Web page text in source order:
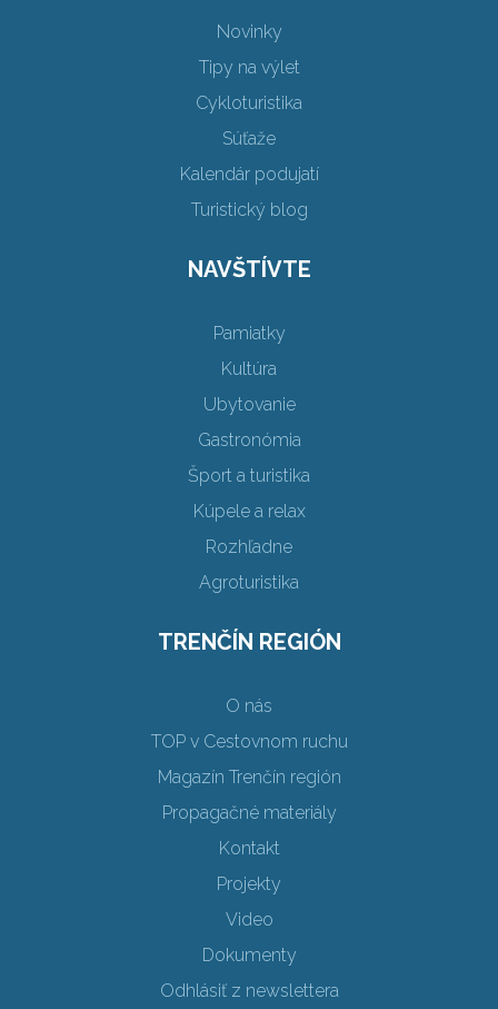
Novinky
Tipy na výlet
Cykloturistika
Súťaže
Kalendár podujatí
Turistický blog
NAVŠTÍVTE
Pamiatky
Kultúra
Ubytovanie
Gastronómia
Šport a turistika
Kúpele a relax
Rozhľadne
Agroturistika
TRENČÍN REGIÓN
O nás
TOP v Cestovnom ruchu
Magazín Trenčín región
Propagačné materiály
Kontakt
Projekty
Video
Dokumenty
Odhlásiť z newslettera